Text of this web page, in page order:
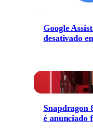
Google
desativado
Snapdragon
é anunciado